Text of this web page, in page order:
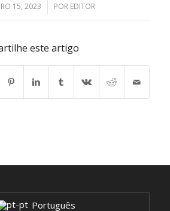
15, 2023
/ POR EDITOR
este artigo
Português